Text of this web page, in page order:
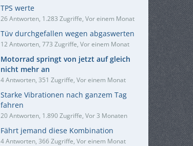
TPS werte
26 Antworten, 1.283 Zugriffe, Vor einem Monat
Tüv durchgefallen wegen abgaswerten
12 Antworten, 773 Zugriffe, Vor einem Monat
Motorrad springt von jetzt auf gleich
nicht mehr an
4 Antworten, 351 Zugriffe, Vor einem Monat
Starke Vibrationen nach ganzem Tag
fahren
20 Antworten, 1.890 Zugriffe, Vor 3 Monaten
Fährt jemand diese Kombination
4 Antworten, 366 Zugriffe, Vor einem Monat